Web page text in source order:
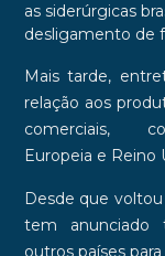
as siderúrgicas
desligamento de
Mais tarde,
relação aos
comerciais,
Europeia e Reino
Desde que voltou
tem anunciado
outros países